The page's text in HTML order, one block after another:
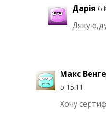
Дарія 6
Макс
о 15:11
Хочу